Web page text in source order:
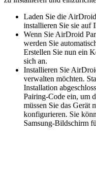
Laden Sie die
installieren Sie sie auf
Wenn Sie AirDroid
werden Sie
Erstellen Sie nun ein
sich an.
Installieren Sie
verwalten möchten.
Installation
Pairing-Code ein, um
müssen Sie das Gerät
konfigurieren. Sie
Samsung-Bildschirm